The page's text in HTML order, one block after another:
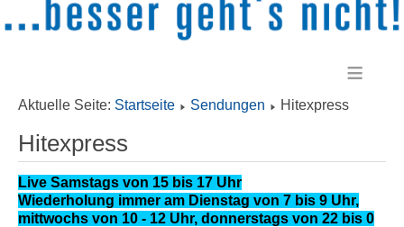
≡
Aktuelle Seite: Startseite Sendungen Hitexpress
Hitexpress
Live Samstags von 15 bis 17 Uhr
Wiederholung immer am Dienstag von 7 bis 9 Uhr,
mittwochs von 10 - 12 Uhr, donnerstags von 22 bis 0